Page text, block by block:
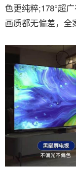
色更纯粹;178°超
画质都无偏差，全